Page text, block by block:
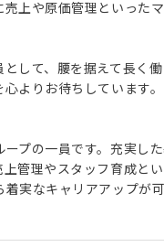
上や原価管理といった
して、腰を据えて長く
よりお待ちしています。
プの一員です。充実し
管理やスタッフ育成と
実なキャリアアップが可